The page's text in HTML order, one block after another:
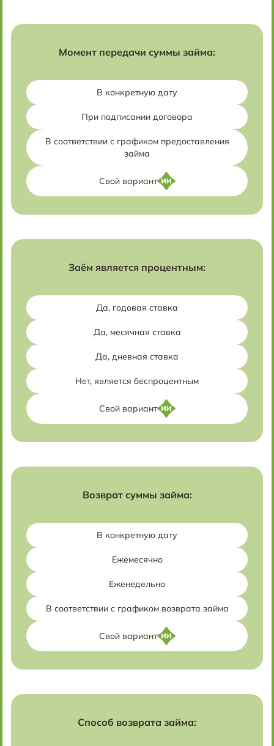
Момент передачи суммы займа:
В конкретную дату
При подписании договора
В соответствии с графиком предоставления
займа
Свой вариант
Заём является процентным:
Да, годовая ставка
Да, месячная ставка
Да, дневная ставка
Нет, является беспроцентным
Свой вариант
Возврат суммы займа:
В конкретную дату
Ежемесячно
Еженедельно
В соответствии с графиком возврата займа
Свой вариант
Способ возврата займа: